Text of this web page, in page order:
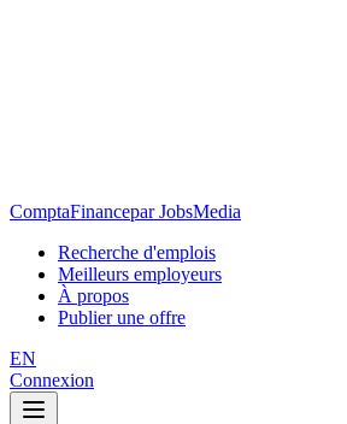
ComptaFinancepar JobsMedia
Recherche d'emplois
Meilleurs employeurs
À propos
Publier une offre
EN
Connexion